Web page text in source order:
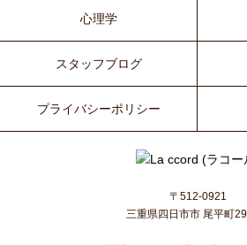
心理学
スタッフブログ
プライバシーポリシー
〒512-0921
三重県四日市市 尾平町